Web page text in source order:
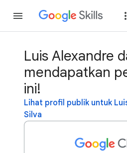
Luis Alexandre
mendapatkan
ini!
Lihat profil publik untuk
Silva